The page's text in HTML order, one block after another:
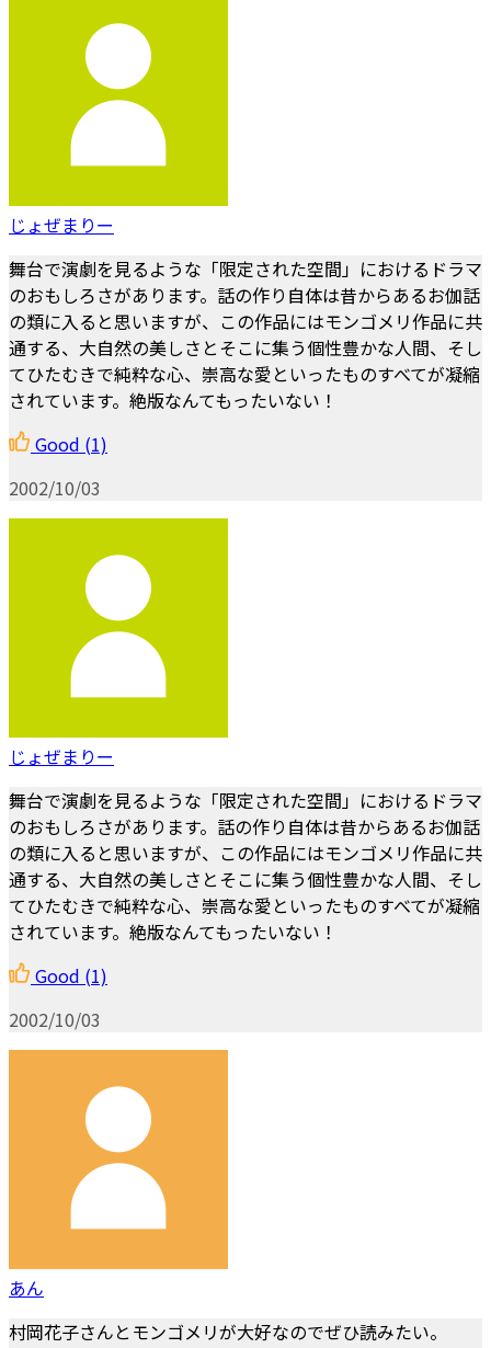
じょぜまりー
舞台で演劇を見るような「限定された空間」におけるドラマ
のおもしろさがあります。話の作り自体は昔からあるお伽話
の類に入ると思いますが、この作品にはモンゴメリ作品に共
通する、大自然の美しさとそこに集う個性豊かな人間、そし
てひたむきで純粋な心、崇高な愛といったものすべてが凝縮
されています。絶版なんてもったいない！
Good (1)
2002/10/03
じょぜまりー
舞台で演劇を見るような「限定された空間」におけるドラマ
のおもしろさがあります。話の作り自体は昔からあるお伽話
の類に入ると思いますが、この作品にはモンゴメリ作品に共
通する、大自然の美しさとそこに集う個性豊かな人間、そし
てひたむきで純粋な心、崇高な愛といったものすべてが凝縮
されています。絶版なんてもったいない！
Good (1)
2002/10/03
あん
村岡花子さんとモンゴメリが大好なのでぜひ読みたい。